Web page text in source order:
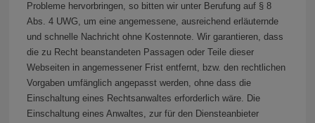
Probleme hervorbringen, so bitten wir unter Berufung auf § 8
Abs. 4 UWG, um eine angemessene, ausreichend erläuternde
und schnelle Nachricht ohne Kostennote. Wir garantieren, dass
die zu Recht beanstandeten Passagen oder Teile dieser
Webseiten in angemessener Frist entfernt, bzw. den rechtlichen
Vorgaben umfänglich angepasst werden, ohne dass die
Einschaltung eines Rechtsanwaltes erforderlich wäre. Die
Einschaltung eines Anwaltes, zur für den Diensteanbieter